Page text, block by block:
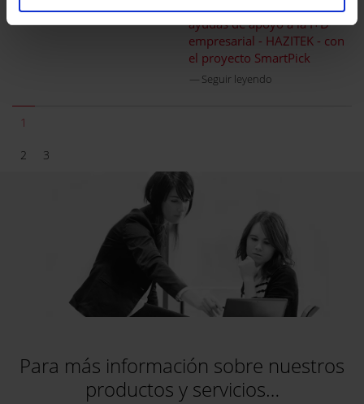
accede al programa de
ayudas de apoyo a la I+D
empresarial - HAZITEK - con
el proyecto SmartPick
Seguir leyendo
1
2 3
Para más información sobre nuestros
productos y servicios…